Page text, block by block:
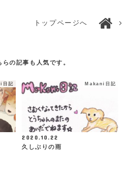
トップページへ
らの記事も人気です。
日記 Makani日記
2020.10.22
久しぶりの雨